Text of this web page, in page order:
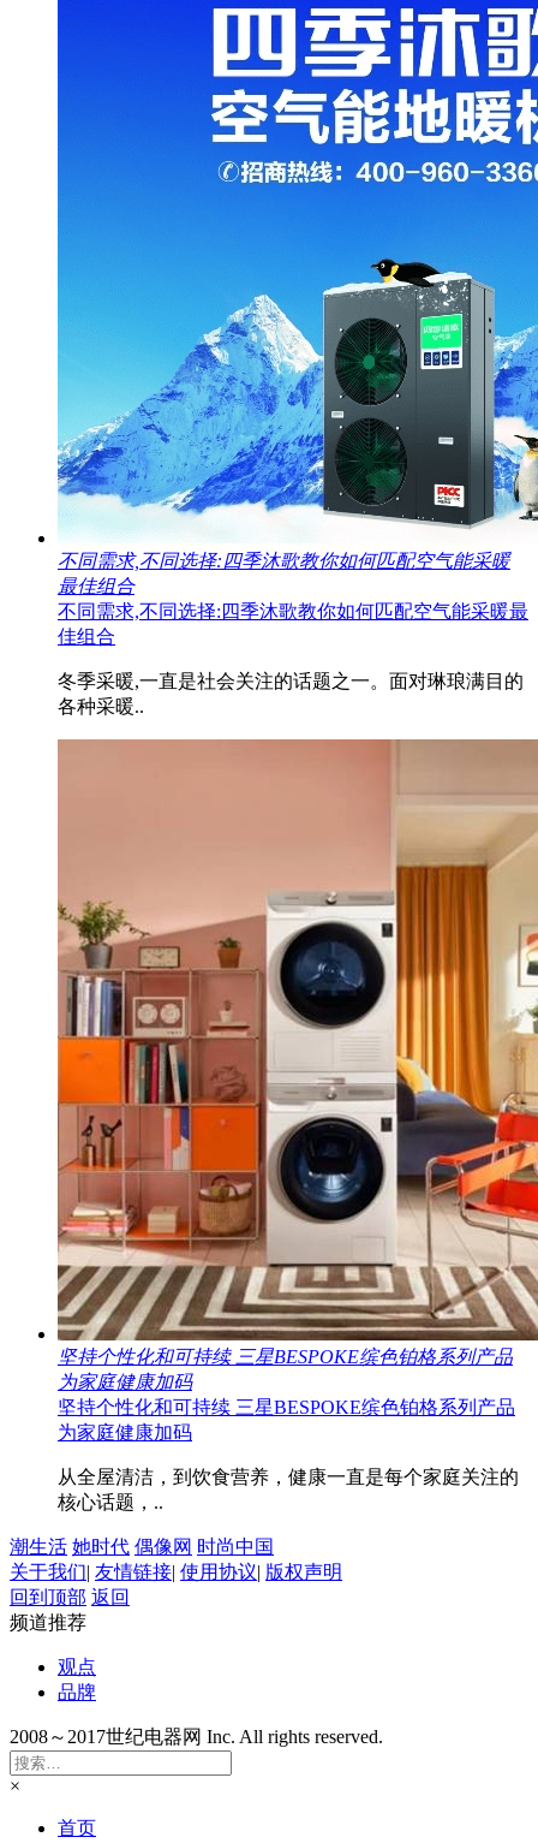
不同需求,不同选择:四季沐歌教你如何匹配空气能采暖
最佳组合
不同需求,不同选择:四季沐歌教你如何匹配空气能采暖最
佳组合
冬季采暖,一直是社会关注的话题之一。面对琳琅满目的
各种采暖..
坚持个性化和可持续 三星BESPOKE缤色铂格系列产品
为家庭健康加码
坚持个性化和可持续 三星BESPOKE缤色铂格系列产品
为家庭健康加码
从全屋清洁，到饮食营养，健康一直是每个家庭关注的
核心话题，..
潮生活 她时代 偶像网 时尚中国
关于我们| 友情链接| 使用协议| 版权声明
回到顶部 返回
频道推荐
观点
品牌
2008～2017世纪电器网 Inc. All rights reserved.
×
首页